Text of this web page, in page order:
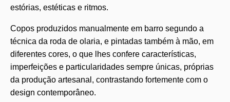
estórias, estéticas e ritmos.
Copos produzidos manualmente em barro segundo a
técnica da roda de olaria, e pintadas também à mão, em
diferentes cores, o que lhes confere características,
imperfeições e particularidades sempre únicas, próprias
da produção artesanal, contrastando fortemente com o
design contemporâneo.